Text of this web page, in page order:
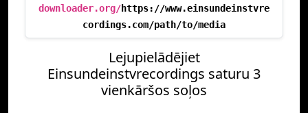
downloader.org/https://www.einsundeinstvre
cordings.com/path/to/media
Lejupielādējiet
Einsundeinstvrecordings saturu 3
vienkāršos soļos